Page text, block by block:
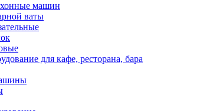
машин
ваты
для кафе, ресторана, бара